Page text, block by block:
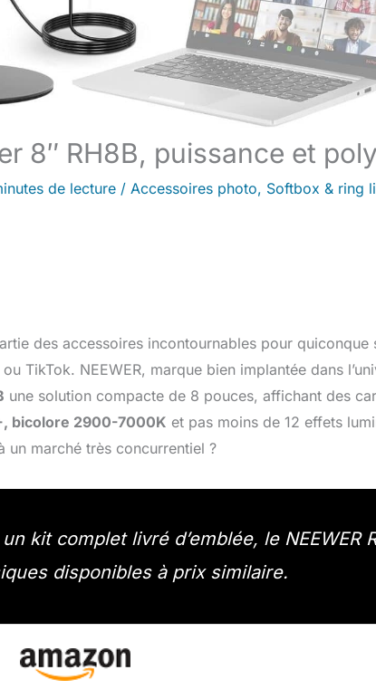
8″ RH8B, puissance et
de lecture / Accessoires photo, Softbox & ring
des accessoires incontournables pour quiconque
TikTok. NEEWER, marque bien implantée dans
une solution compacte de 8 pouces, affichant des
bicolore 2900-7000K et pas moins de 12 effets
un marché très concurrentiel ?
kit complet livré d’emblée, le NEEWER
disponibles à prix similaire.